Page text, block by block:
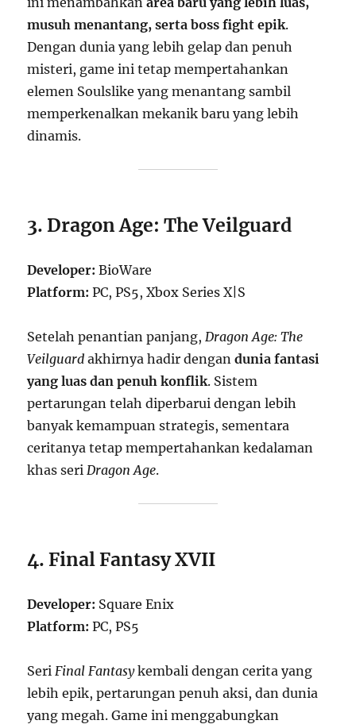
musuh menantang, serta boss fight epik.
Dengan dunia yang lebih gelap dan penuh
misteri, game ini tetap mempertahankan
elemen Soulslike yang menantang sambil
memperkenalkan mekanik baru yang lebih
dinamis.
3. Dragon Age: The Veilguard
Developer: BioWare
Platform: PC, PS5, Xbox Series X|S
Setelah penantian panjang, Dragon Age: The
Veilguard akhirnya hadir dengandunia fantasi
yang luas dan penuh konflik. Sistem
pertarungan telah diperbarui dengan lebih
banyak kemampuan strategis, sementara
ceritanya tetap mempertahankan kedalaman
khas seri Dragon Age.
4. Final Fantasy XVII
Developer: Square Enix
Platform: PC, PS5
Seri Final Fantasykembali dengan cerita yang
lebih epik, pertarungan penuh aksi, dan dunia
yang megah. Game ini menggabungkan